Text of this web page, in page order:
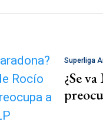
Superliga
¿Se